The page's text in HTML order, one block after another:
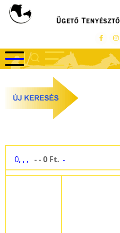
Ugrás
0, , , - - 0 Ft. -